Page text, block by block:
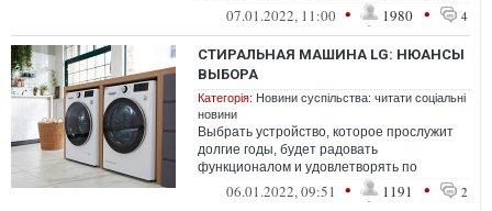
сменяемости власти не существует
07.01.2022, 11:00 • 1980 • 4
СТИРАЛЬНАЯ МАШИНА LG: НЮАНСЫ
ВЫБОРА
Категорія: Новини суспільства: читати соціальні
новини
Выбрать устройство, которое прослужит
долгие годы, будет радовать
функционалом и удовлетворять по
параметрам характеристики, помогут
несколько дельных...
06.01.2022, 09:51 • 1191 • 2